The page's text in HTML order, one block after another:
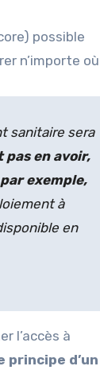
possible
n’importe où
sanitaire sera
pas en avoir,
par exemple,
à
en
l’accès à
principe d’un